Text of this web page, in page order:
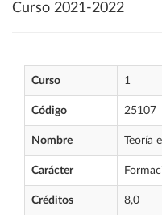
Curso 2021-2022
Curso 1
Código 25107
Nombre Teoría
Carácter
Créditos 8,0